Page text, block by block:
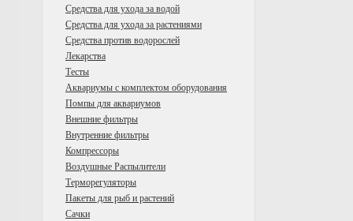
Средства для ухода за водой
Средства для ухода за растениями
Средства против водорослей
Лекарства
Тесты
Аквариумы с комплектом оборудования
Помпы для аквариумов
Внешние фильтры
Внутренние фильтры
Компрессоры
Воздушные Распылители
Терморегуляторы
Пакеты для рыб и растений
Сачки